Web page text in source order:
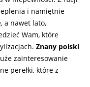
i namiętnie
a nawet lato,
Wam, które
Znany polski
zainteresowanie
perełki, które z